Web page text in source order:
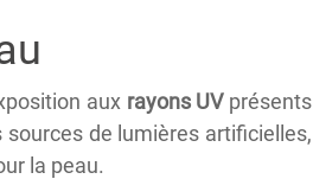
aux rayons UVprésents
de lumières artificielles,
la peau.